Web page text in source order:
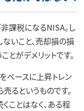
課税になるNISA。し
いこと、売却損の損
がデメリットです。
ベースに上昇トレン
るというものです。
ことはなく、ある程